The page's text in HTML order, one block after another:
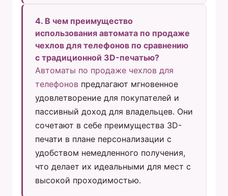
4. В чем преимущество
использования автомата по продаже
чехлов для телефонов по сравнению
с традиционной 3D-печатью?
Автоматы по продаже чехлов для
телефонов предлагают мгновенное
удовлетворение для покупателей и
пассивный доход для владельцев. Они
сочетают в себе преимущества 3D-
печати в плане персонализации с
удобством немедленного получения,
что делает их идеальными для мест с
высокой проходимостью.